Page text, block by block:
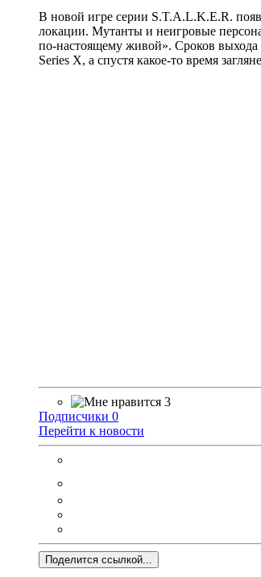
В новой игре серии S.T.A.L.K.E.R.
локации. Мутанты и неигровые
по-настоящему живой». Сроков выхода
Series X, а спустя какое-то время
3
Подписчики 0
Перейти к новости
Поделится ссылкой...